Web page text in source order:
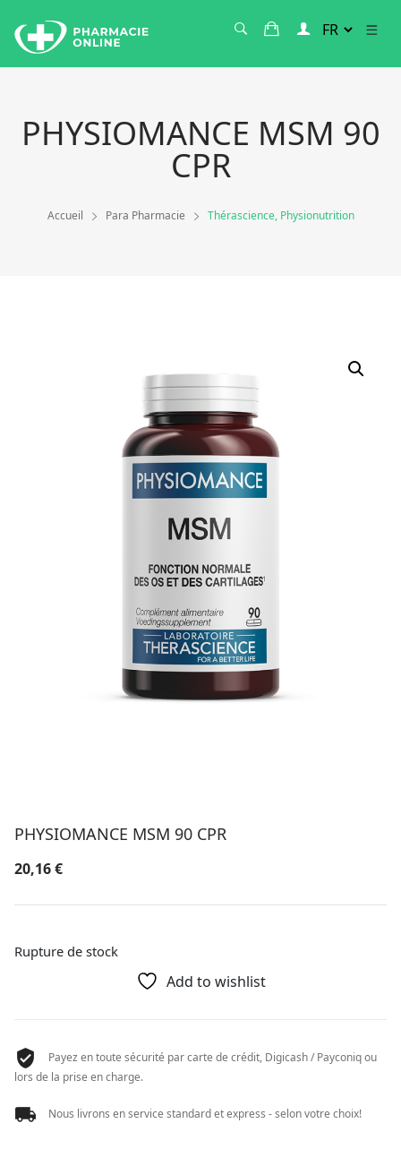
PHYSIOMANCE MSM 90
CPR
Accueil Para Pharmacie Thérascience, Physionutrition
PHYSIOMANCE MSM 90 CPR
20,16€
Rupture de stock
Add to wishlist
Payez en toute sécurité par carte de crédit, Digicash / Payconiq ou
lors de la prise en charge.
Nous livrons en service standard et express - selon votre choix!